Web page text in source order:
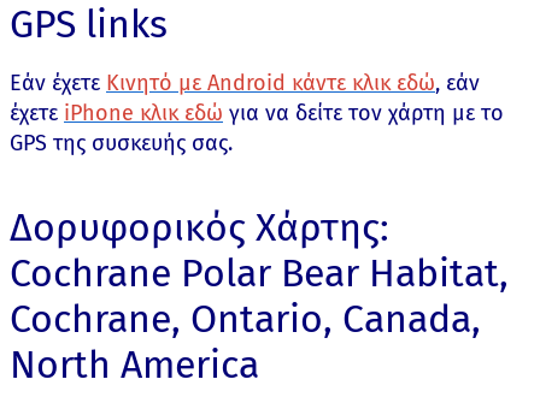
GPS links
Εάν έχετε Κινητό με Android κάντε κλικ εδώ, εάν
έχετε iPhone κλικ εδώ για να δείτε τον χάρτη με το
GPS της συσκευής σας.
Δορυφορικός Χάρτης:
Cochrane Polar Bear Habitat,
Cochrane, Ontario, Canada,
North America